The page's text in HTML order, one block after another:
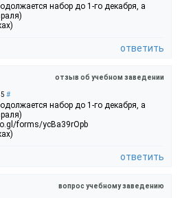
набор до 1-го декабря, а
ответить
отзыв об учебном заведении
#
набор до 1-го декабря, а
forms/ycBa39rOpb
ответить
вопрос учебному заведению